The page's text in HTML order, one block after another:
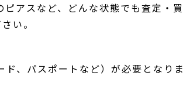
アスなど、どんな状態でも査定・買
い。
、パスポートなど）が必要となりま